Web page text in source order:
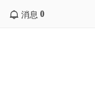
消息 0